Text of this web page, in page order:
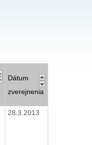
Dátum
zverejnenia
28.3.2013